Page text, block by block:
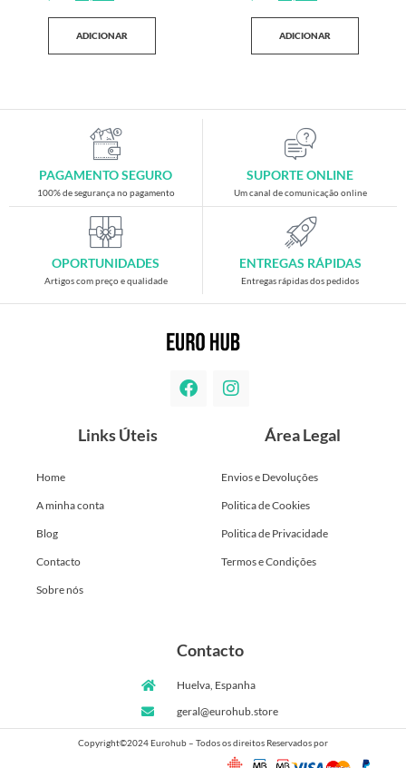
ADICIONAR ADICIONAR
PAGAMENTO SEGURO
100% de segurança no pagamento
SUPORTE ONLINE
Um canal de comunicação online
OPORTUNIDADES
Artigos com preço e qualidade
ENTREGAS RÁPIDAS
Entregas rápidas dos pedidos
Links Úteis
Home
A minha conta
Blog
Contacto
Sobre nós
Área Legal
Envios e Devoluções
Politica de Cookies
Politica de Privacidade
Termos e Condições
Contacto
Huelva, Espanha
geral@eurohub.store
Copyright©2024 Eurohub – Todos os direitos Reservados por